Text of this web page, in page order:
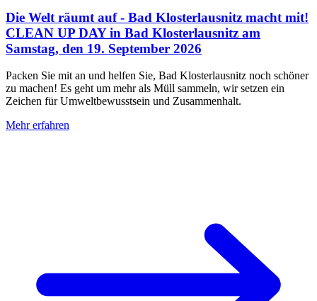
Die Welt räumt auf - Bad Klosterlausnitz macht mit!
CLEAN UP DAY in Bad Klosterlausnitz am
Samstag, den 19. September 2026
Packen Sie mit an und helfen Sie, Bad Klosterlausnitz noch schöner
zu machen! Es geht um mehr als Müll sammeln, wir setzen ein
Zeichen für Umweltbewusstsein und Zusammenhalt.
Mehr erfahren